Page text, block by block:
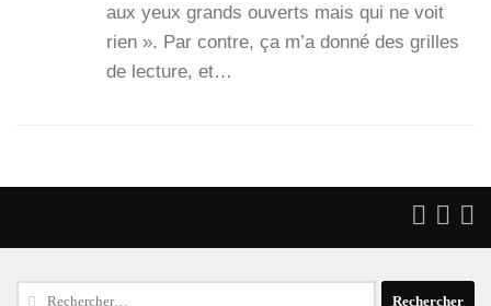
aux yeux grands ouverts mais qui ne voit
rien ». Par contre, ça m’a don­né des grilles
de lec­ture, et…
Rechercher :